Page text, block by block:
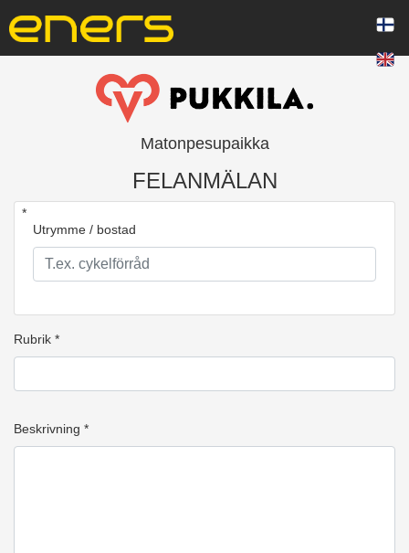
Matonpesupaikka
FELANMÄLAN
*
Utrymme / bostad
Rubrik *
Beskrivning *